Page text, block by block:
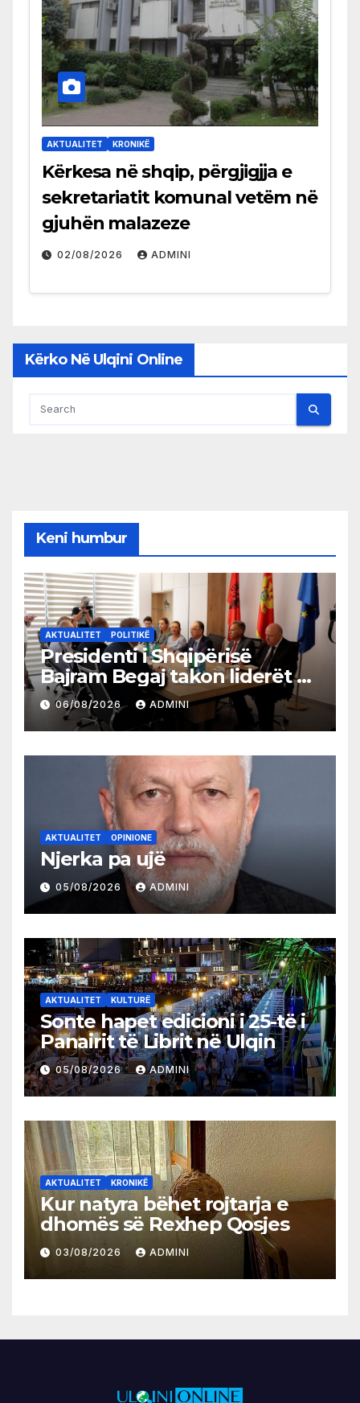
AKTUALITET KRONIKË
Kërkesa në shqip, përgjigjja e
sekretariatit komunal vetëm në
gjuhën malazeze
02/08/2026 ADMINI
Kërko Në Ulqini Online
Keni humbur
AKTUALITET POLITIKË
Presidenti i Shqipërisë
Bajram Begaj takon liderët e
partive shqiptare në Ulqin
06/08/2026 ADMINI
AKTUALITET OPINIONE
Njerka pa ujë
05/08/2026 ADMINI
AKTUALITET KULTURË
Sonte hapet edicioni i 25-të i
Panairit të Librit në Ulqin
05/08/2026 ADMINI
AKTUALITET KRONIKË
Kur natyra bëhet rojtarja e
dhomës së Rexhep Qosjes
03/08/2026 ADMINI